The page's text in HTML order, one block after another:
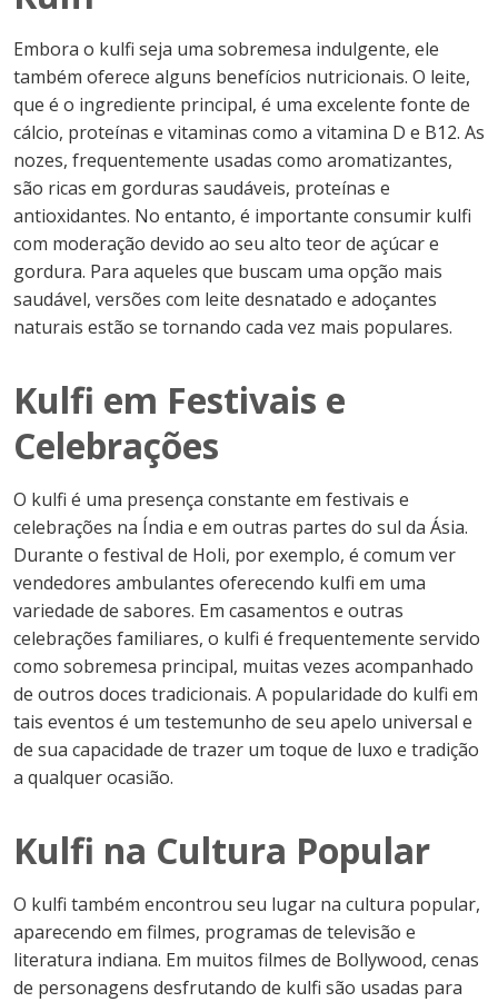
Embora o kulfi seja uma sobremesa indulgente, ele
também oferece alguns benefícios nutricionais. O leite,
que é o ingrediente principal, é uma excelente fonte de
cálcio, proteínas e vitaminas como a vitamina D e B12. As
nozes, frequentemente usadas como aromatizantes,
são ricas em gorduras saudáveis, proteínas e
antioxidantes. No entanto, é importante consumir kulfi
com moderação devido ao seu alto teor de açúcar e
gordura. Para aqueles que buscam uma opção mais
saudável, versões com leite desnatado e adoçantes
naturais estão se tornando cada vez mais populares.
Kulfi em Festivais e
Celebrações
O kulfi é uma presença constante em festivais e
celebrações na Índia e em outras partes do sul da Ásia.
Durante o festival de Holi, por exemplo, é comum ver
vendedores ambulantes oferecendo kulfi em uma
variedade de sabores. Em casamentos e outras
celebrações familiares, o kulfi é frequentemente servido
como sobremesa principal, muitas vezes acompanhado
de outros doces tradicionais. A popularidade do kulfi em
tais eventos é um testemunho de seu apelo universal e
de sua capacidade de trazer um toque de luxo e tradição
a qualquer ocasião.
Kulfi na Cultura Popular
O kulfi também encontrou seu lugar na cultura popular,
aparecendo em filmes, programas de televisão e
literatura indiana. Em muitos filmes de Bollywood, cenas
de personagens desfrutando de kulfi são usadas para